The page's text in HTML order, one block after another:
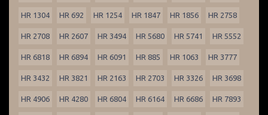
HR 1304 HR 692 HR 1254 HR 1847 HR 1856 HR 2758
HR 2708 HR 2607 HR 3494 HR 5680 HR 5741 HR 5552
HR 6818 HR 6894 HR 6091 HR 885 HR 1063 HR 3777
HR 3432 HR 3821 HR 2163 HR 2703 HR 3326 HR 3698
HR 4906 HR 4280 HR 6804 HR 6164 HR 6686 HR 7893